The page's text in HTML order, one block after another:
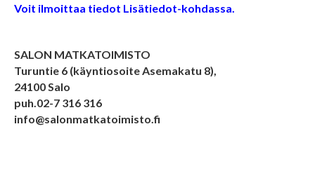
Voit ilmoittaa tiedot Lisätiedot-kohdassa.
SALON MATKATOIMISTO
Turuntie 6 (käyntiosoite Asemakatu 8),
24100 Salo
puh.02-7 316 316
info@salonmatkatoimisto.fi